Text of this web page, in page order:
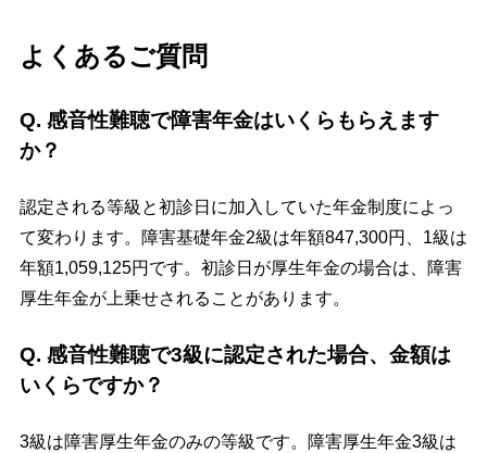
よくあるご質問
Q. 感音性難聴で障害年金はいくらもらえます
か？
認定される等級と初診日に加入していた年金制度によっ
て変わります。障害基礎年金2級は年額847,300円、1級は
年額1,059,125円です。初診日が厚生年金の場合は、障害
厚生年金が上乗せされることがあります。
Q. 感音性難聴で3級に認定された場合、金額は
いくらですか？
3級は障害厚生年金のみの等級です。障害厚生年金3級は